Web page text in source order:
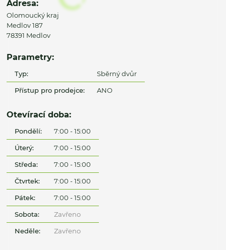
Adresa:
Olomoucký kraj
Medlov 187
78391 Medlov
Parametry:
Typ: Sběrný dvůr
Přístup pro prodejce: ANO
Otevírací doba:
Pondělí: 7:00 - 15:00
Úterý: 7:00 - 15:00
Středa: 7:00 - 15:00
Čtvrtek: 7:00 - 15:00
Pátek: 7:00 - 15:00
Sobota: Zavřeno
Neděle: Zavřeno